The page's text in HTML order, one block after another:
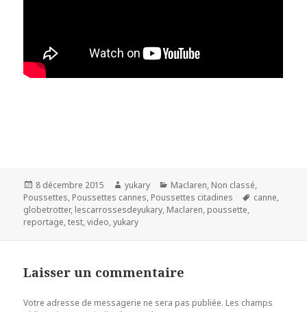
Publié
le
8 décembre 2015 Auteur
yukary Catégories
Maclaren, Non classé,
Poussettes, Poussettes cannes, Poussettes citadines
Mots-
canne,
globetrotter, lescarrossesdeyukary, Maclaren, poussette,
reportage,test,video,yukary
Laisser un commentaire
Votre adresse de messagerie ne sera pas publiée. Les champs